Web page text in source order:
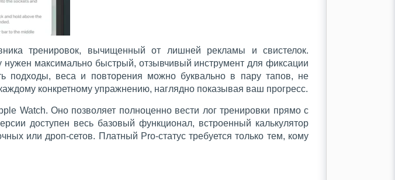
тренировок, вычищенный от лишней рекламы и свистелок.
максимально быстрый, отзывчивый инструмент для фиксации
подходы, веса и повторения можно буквально в пару тапов, не
конкретному упражнению, наглядно показывая ваш прогресс.
Watch. Оно позволяет полноценно вести лог тренировки прямо с
доступен весь базовый функционал, встроенный калькулятор
или дроп-сетов. Платный Pro-статус требуется только тем, кому